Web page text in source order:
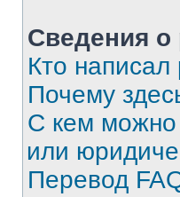
Сведения о
Кто
Почему
С кем можно
или
Перевод